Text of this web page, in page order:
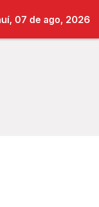
07 de ago, 2026